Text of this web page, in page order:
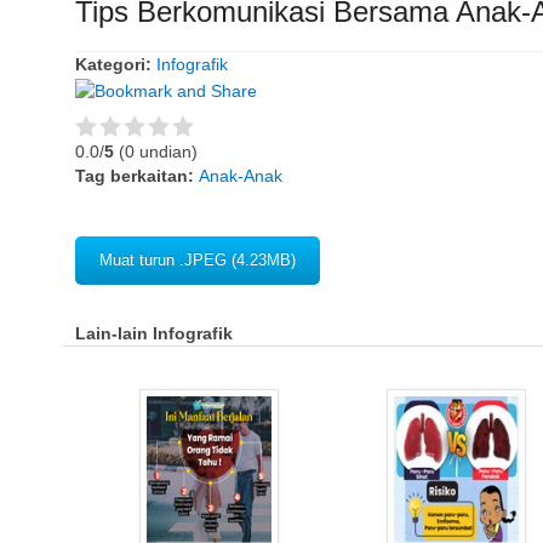
Tips Berkomunikasi Bersama Anak-
Kategori: Infografik
0.0/5 (0 undian)
Tag berkaitan: Anak-Anak
Muat turun .JPEG (4.23MB)
Lain-lain Infografik